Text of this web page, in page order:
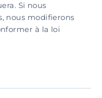
Si nous
nous modifierons
à la loi